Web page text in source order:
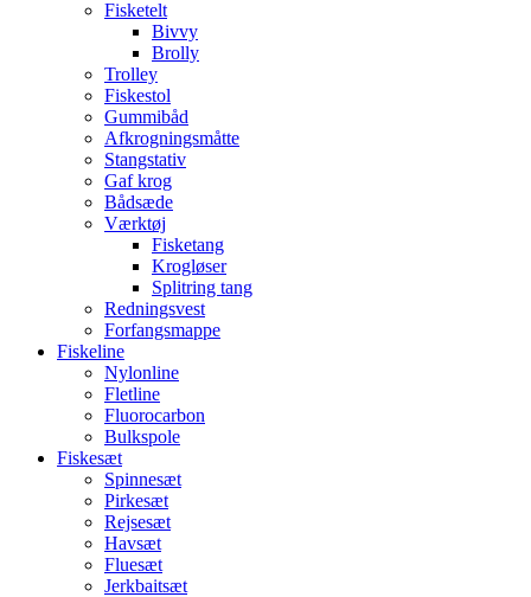
Fisketelt
Bivvy
Brolly
Trolley
Fiskestol
Gummibåd
Afkrogningsmåtte
Stangstativ
Gaf krog
Bådsæde
Værktøj
Fisketang
Krogløser
Splitring tang
Redningsvest
Forfangsmappe
Fiskeline
Nylonline
Fletline
Fluorocarbon
Bulkspole
Fiskesæt
Spinnesæt
Pirkesæt
Rejsesæt
Havsæt
Fluesæt
Jerkbaitsæt